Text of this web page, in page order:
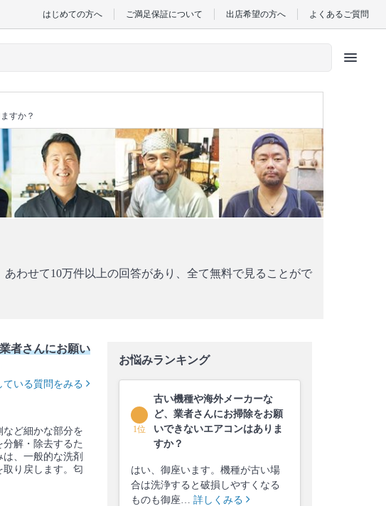
はじめての方へ ご満足保証について 出店希望の方へ よくあるご質問
menu
すか？
わせて10万件以上の回答があり、全て無料で見ることがで
者さんにお願い
ている質問をみる
など細かな部分を
解・除去するた
、一般的な洗剤
り戻します。匂
お悩みランキング
1位
古い機種や海外メーカーな
ど、業者さんにお掃除をお願
いできないエアコンはありま
すか？
はい、御座います。機種が古い場
合は洗浄すると破損しやすくなる
ものも御座… 詳しくみる